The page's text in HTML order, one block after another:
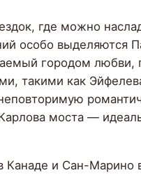
где можно
особо выделяются
городом
такими как
моста —
Канаде и Сан-Марино